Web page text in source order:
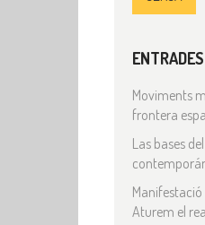
Moviments
frontera
Las bases
Manifestació
Aturem el